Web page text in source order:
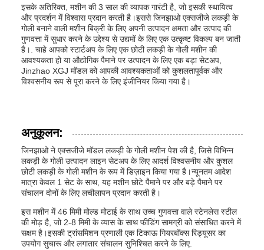
इसके अतिरिक्त, मशीन की 3 साल की व्यापक गारंटी है, जो इसकी स्थायित्व
और प्रदर्शन में विश्वास प्रदान करती है।इससे जिनझाओ एक्सजीजे लकड़ी के
गोली बनाने वाली मशीन बिक्री के लिए अपनी उत्पादन क्षमता और उत्पाद की
गुणवत्ता में सुधार करने के उद्देश्य से उद्यमों के लिए एक उत्कृष्ट विकल्प बन जाती
है।. चाहे आपको स्टार्टअप के लिए एक छोटी लकड़ी के गोली मशीन की
आवश्यकता हो या औद्योगिक पैमाने पर उत्पादन के लिए एक बड़ा सेटअप,
Jinzhao XGJ मॉडल को आपकी आवश्यकताओं को कुशलतापूर्वक और
विश्वसनीय रूप से पूरा करने के लिए इंजीनियर किया गया है।
अनुकूलन:
जिनझाओ ने एक्सजीजे मॉडल लकड़ी के गोली मशीन पेश की है, जिसे विभिन्न
लकड़ी के गोली उत्पादन लाइन सेटअप के लिए आदर्श विश्वसनीय और कुशल
छोटी लकड़ी के गोली मशीन के रूप में डिज़ाइन किया गया है।न्यूनतम आदेश
मात्रा केवल 1 सेट के साथ, यह मशीन छोटे पैमाने पर और बड़े पैमाने पर
संचालन दोनों के लिए लचीलापन प्रदान करती है।
इस मशीन में 46 मिमी मोल्ड मोटाई के साथ उच्च गुणवत्ता वाले स्टेनलेस स्टील
की मोड़ है, जो 2-8 मिमी के व्यास के साथ फीडिंग सामग्री को संसाधित करने में
सक्षम है।इसकी ट्रांसमिशन प्रणाली एक टिकाऊ गियरबॉक्स रिड्यूसर का
उपयोग सुचारू और लगातार संचालन सुनिश्चित करने के लिए.